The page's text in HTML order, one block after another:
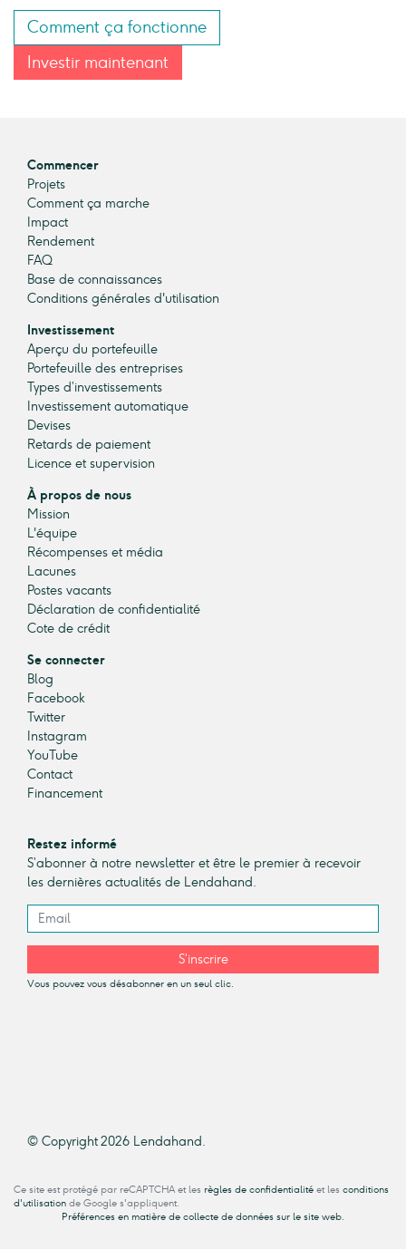
Comment ça fonctionne
Investir maintenant
Commencer
Projets
Comment ça marche
Impact
Rendement
FAQ
Base de connaissances
Conditions générales d'utilisation
Investissement
Aperçu du portefeuille
Portefeuille des entreprises
Types d’investissements
Investissement automatique
Devises
Retards de paiement
Licence et supervision
À propos de nous
Mission
L'équipe
Récompenses et média
Lacunes
Postes vacants
Déclaration de confidentialité
Cote de crédit
Se connecter
Blog
Facebook
Twitter
Instagram
YouTube
Contact
Financement
Restez informé
S’abonner à notre newsletter et être le premier à recevoir
les dernières actualités de Lendahand.
S’inscrire
Vous pouvez vous désabonner en un seul clic.
© Copyright 2026 Lendahand.
Ce site est protégé par reCAPTCHA et les règles de confidentialité et les conditions
d'utilisation de Google s'appliquent.
Préférences en matière de collecte de données sur le site web.